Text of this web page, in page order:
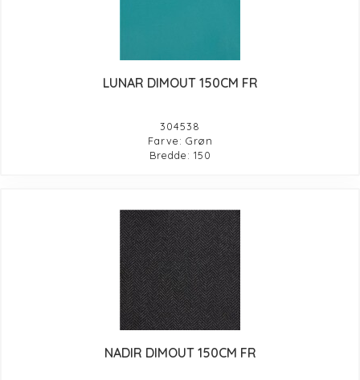
LUNAR DIMOUT 150CM FR
304538
Farve: Grøn
Bredde: 150
NADIR DIMOUT 150CM FR